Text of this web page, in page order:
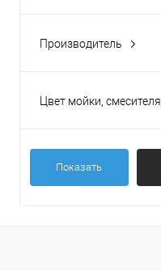
Производитель
Цвет мойки, смесителя
Показать